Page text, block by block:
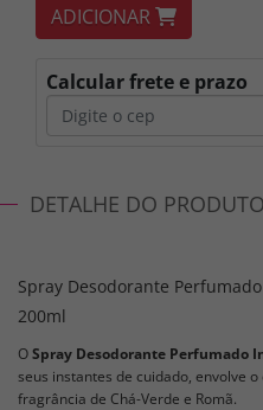
ADICIONAR
Calcular frete e prazo
DETALHE DO PRODUTO
Spray Desodorante
200ml
OSpray Desodorante Perfumado
seus instantes de cuidado, envolve
fragrância de Chá-Verde e Romã.